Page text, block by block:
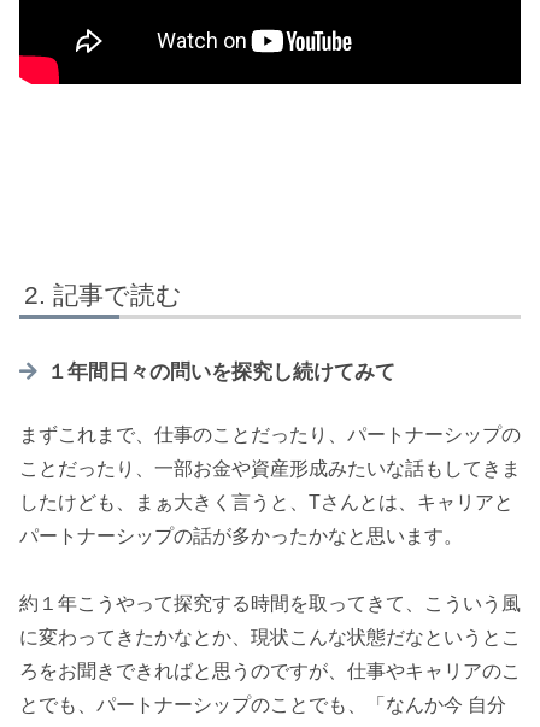
記事で読む
１年間日々の問いを探究し続けてみて
まずこれまで、仕事のことだったり、パートナーシップの
ことだったり、一部お金や資産形成みたいな話もしてきま
したけども、まぁ大きく言うと、Tさんとは、キャリアと
パートナーシップの話が多かったかなと思います。
約１年こうやって探究する時間を取ってきて、こういう風
に変わってきたかなとか、現状こんな状態だなというとこ
ろをお聞きできればと思うのですが、仕事やキャリアのこ
とでも、パートナーシップのことでも、「なんか今 自分